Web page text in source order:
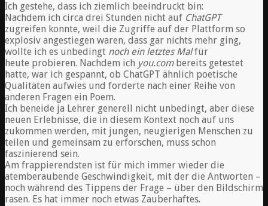
Ich gestehe, dass ich ziemlich beeindruckt bin:
Nachdem ich circa drei Stunden nicht auf ChatGPT
zugreifen konnte, weil die Zugriffe auf der Plattform so
explosiv angestiegen waren, dass gar nichts mehr ging,
wollte ich es unbedingt noch ein letztes Malfür
heute probieren. Nachdem ich you.combereits getestet
hatte, war ich gespannt, ob ChatGPT ähnlich poetische
Qualitäten aufwies und forderte nach einer Reihe von
anderen Fragen ein Poem.
Ich beneide ja Lehrer generell nicht unbedingt, aber diese
neuen Erlebnisse, die in diesem Kontext noch auf uns
zukommen werden, mit jungen, neugierigen Menschen zu
teilen und gemeinsam zu erforschen, muss schon
faszinierend sein.
Am frappierendsten ist für mich immer wieder die
atemberaubende Geschwindigkeit, mit der die Antworten –
noch während des Tippens der Frage – über den Bildschirm
rasen. Es hat immer noch etwas Zauberhaftes.